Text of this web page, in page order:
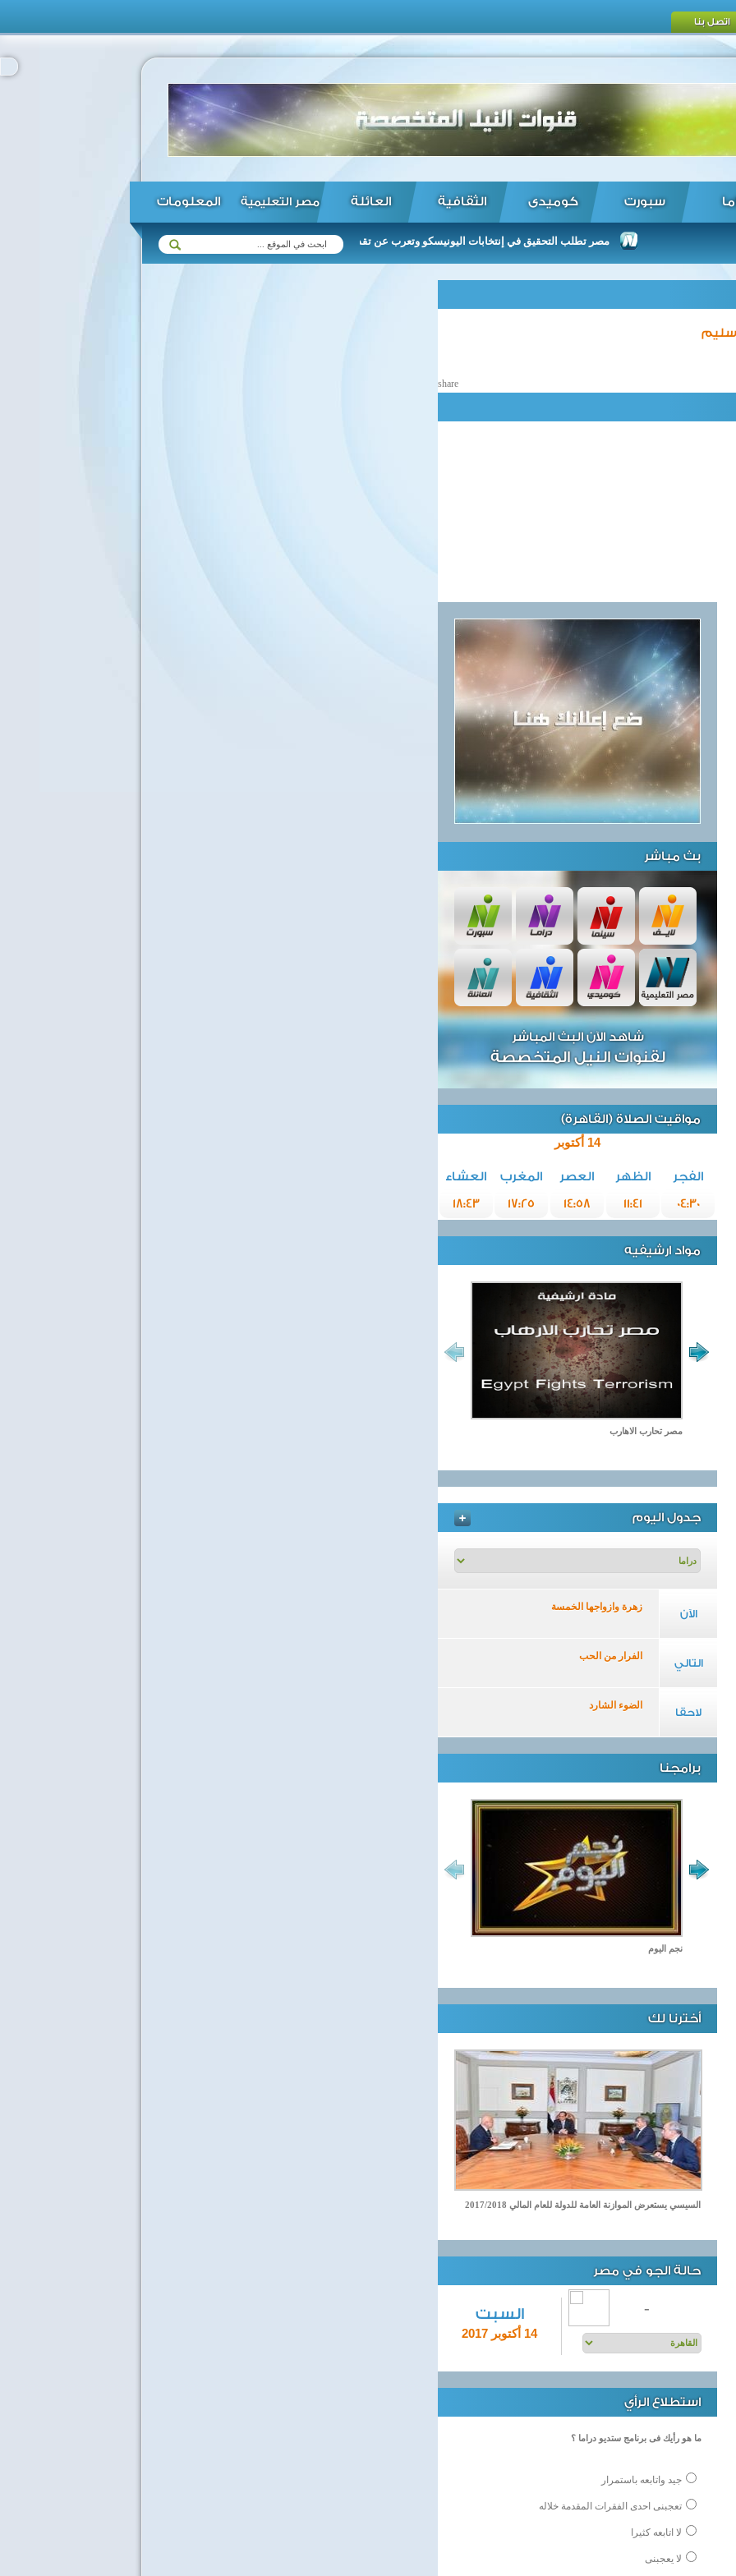
اتصل بنا
سبورت كوميدى الثقافية العائلة مصر التعليمية المعلومات
أمريكا ومصر تطلبان من ‎‫مصر تطلب التحقيق في إنتخابات اليونيسكو وتعرب عن تقديرها للدول الداعمة في الصحف المصرية ...
سليم
share
بث مباشر
شاهد الآن البث المباشر
لقنوات النيل المتخصصة
مواقيت الصلاة (القاهرة)
14 أكتوبر
الفجر الظهر العصر المغرب
العشاء
04:30
11:41
14:58
17:25
18:43
مواد ارشيفيه
مصر تحارب الاهارب
جدول اليوم
الآن
زهرة وازواجها الخمسة
التالي
الفرار من الحب
لاحقا
الضوء الشارد
برامجنا
نجم اليوم
أخترنا لك
السيسي يستعرض الموازنة العامة للدولة للعام المالي 2017/2018
حالة الجو في مصر
السبت
14 أكتوبر 2017
-
استطلاع الرأي
ما هو رأيك فى برنامج ستديو دراما ؟
جيد واتابعه باستمرار
تعجبنى احدى الفقرات المقدمة خلاله
لا اتابعه كثيرا
لا يعجبنى